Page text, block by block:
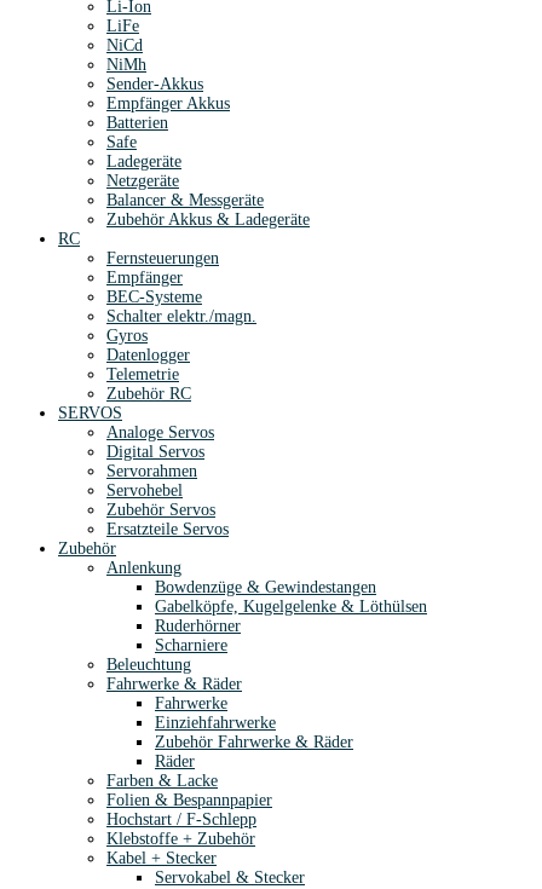
Li-Ion
LiFe
NiCd
NiMh
Sender-Akkus
Empfänger Akkus
Batterien
Safe
Ladegeräte
Netzgeräte
Balancer & Messgeräte
Zubehör Akkus & Ladegeräte
RC
Fernsteuerungen
Empfänger
BEC-Systeme
Schalter elektr./magn.
Gyros
Datenlogger
Telemetrie
Zubehör RC
SERVOS
Analoge Servos
Digital Servos
Servorahmen
Servohebel
Zubehör Servos
Ersatzteile Servos
Zubehör
Anlenkung
Bowdenzüge & Gewindestangen
Gabelköpfe, Kugelgelenke & Löthülsen
Ruderhörner
Scharniere
Beleuchtung
Fahrwerke & Räder
Fahrwerke
Einziehfahrwerke
Zubehör Fahrwerke & Räder
Räder
Farben & Lacke
Folien & Bespannpapier
Hochstart / F-Schlepp
Klebstoffe + Zubehör
Kabel + Stecker
Servokabel & Stecker